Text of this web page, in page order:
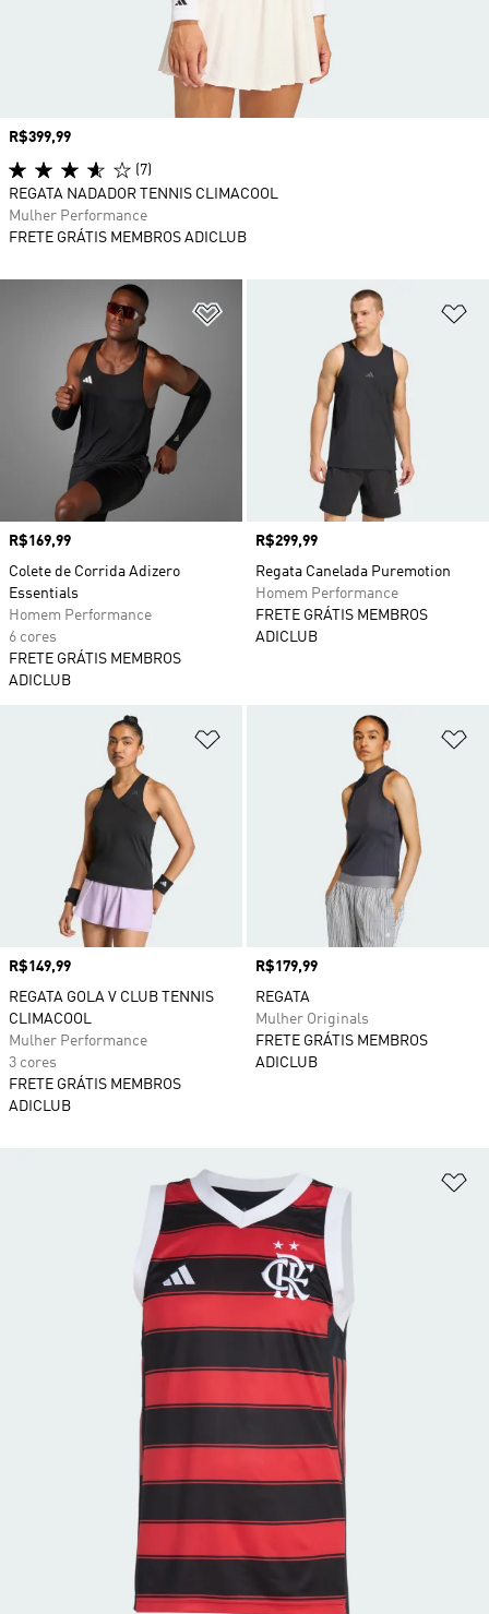
Adicionar à Lista de Desejos
Preço
R$169,99
Colete de Corrida Adizero
Essentials
Homem Performance
6 cores
FRETE GRÁTIS MEMBROS
ADICLUB
Preço
R$299,99
Regata Canelada Puremotion
Homem Performance
FRETE GRÁTIS MEMBROS
ADICLUB
Adicionar à Lista de Desejos
Preço
R$149,99
REGATA GOLA V CLUB TENNIS
CLIMACOOL
Mulher Performance
3 cores
FRETE GRÁTIS MEMBROS
ADICLUB
Preço
R$179,99
REGATA
Mulher Originals
FRETE GRÁTIS MEMBROS
ADICLUB
Preço
R$399,99
(7)
REGATA NADADOR TENNIS CLIMACOOL
Mulher Performance
FRETE GRÁTIS MEMBROS ADICLUB